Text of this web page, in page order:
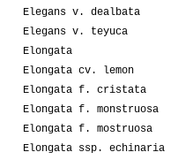
Elegans v. dealbata
Elegans v. teyuca
Elongata
Elongata cv. lemon
Elongata f. cristata
Elongata f. monstruosa
Elongata f. mostruosa
Elongata ssp. echinaria